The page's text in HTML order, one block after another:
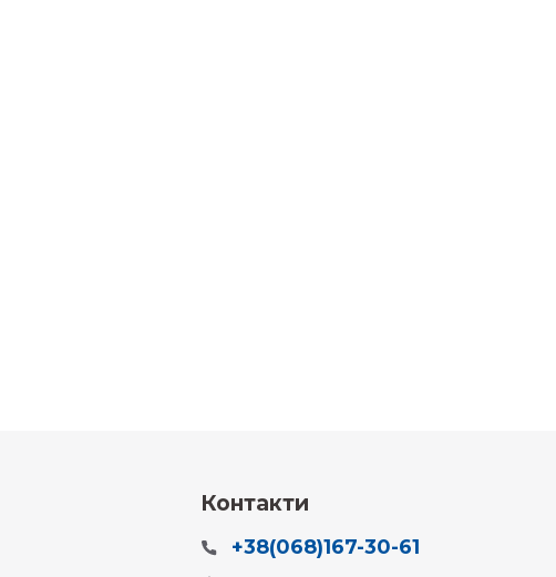
Контакти
+38(068)167-30-61